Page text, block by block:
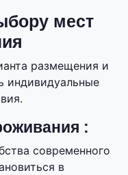
мест
размещения и
индивидуальные
:
современного
в